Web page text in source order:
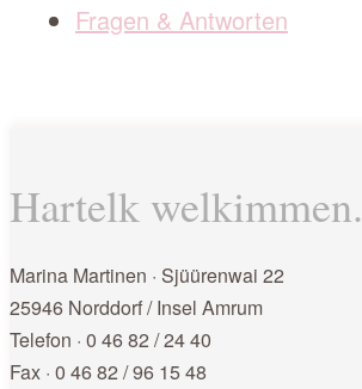
Fragen & Antworten
Hartelk welkimmen.
Marina Martinen · Sjüürenwai 22
25946 Norddorf / Insel Amrum
Telefon · 0 46 82 / 24 40
Fax · 0 46 82 / 96 15 48